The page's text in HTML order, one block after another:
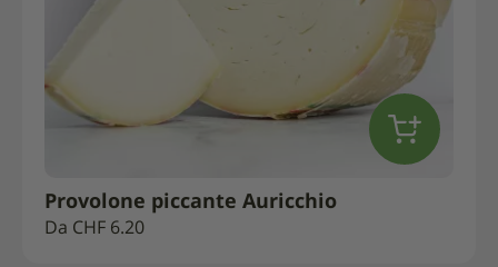
Provolone piccante Auricchio
Da CHF 6.20